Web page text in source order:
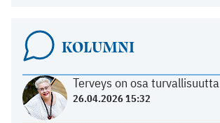
KOLUMNI
Terveys on osa turvallisuutta
26.04.2026 15:32